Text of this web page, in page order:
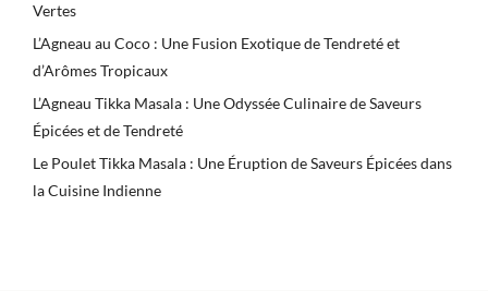
Vertes
L’Agneau au Coco : Une Fusion Exotique de Tendreté et
d’Arômes Tropicaux
L’Agneau Tikka Masala : Une Odyssée Culinaire de Saveurs
Épicées et de Tendreté
Le Poulet Tikka Masala : Une Éruption de Saveurs Épicées dans
la Cuisine Indienne